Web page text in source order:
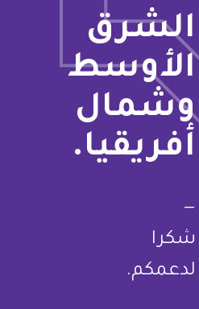
الشرق
الأوسط
وشمال
أفريقيا.
—
شكرا
لدعمكم.